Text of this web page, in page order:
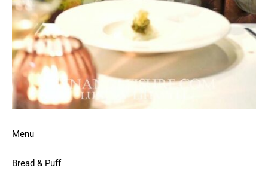
Menu
Bread & Puff